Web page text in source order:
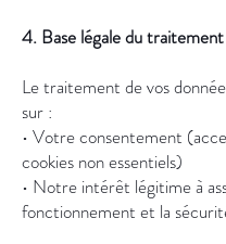
4. Base légale du traitement
Le traitement de vos
sur :
• Votre consentement
cookies non essentiels)
• Notre intérêt légitime à
fonctionnement et la